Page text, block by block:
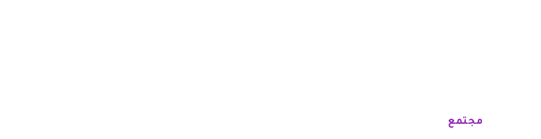
مجتمع